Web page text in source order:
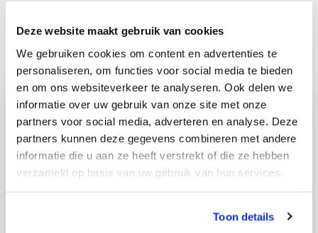
Deze website maakt gebruik van cookies
We gebruiken cookies om content en advertenties te
personaliseren, om functies voor social media te bieden
en om ons websiteverkeer te analyseren. Ook delen we
informatie over uw gebruik van onze site met onze
partners voor social media, adverteren en analyse. Deze
partners kunnen deze gegevens combineren met andere
informatie die u aan ze heeft verstrekt of die ze hebben
verzameld op basis van uw gebruik van hun services.
Toon details